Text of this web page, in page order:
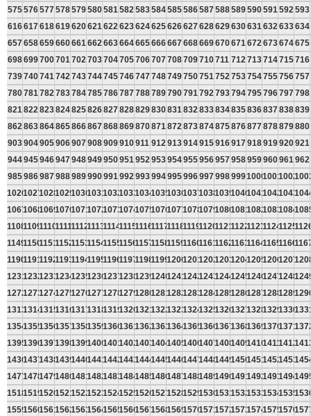
575576577578579580581 582 583584585586587588589590591 592 593
616617618619620621 622 623624625626627628629630631 632 633634
657658659660661 662 663664665666667668669670671 672 673674675
698699700701 702 703704705706707708709710711 712 713714715716
739740741 742 743744745746747748749750751 752 753754755756757
780781 782 783784785786787788789790791 792 793794795796797798
821 822 823824825826827828829830831 832 833834835836837838839
862 863864865866867868869870871 872 873874875876877878879880
903904905906907908909910911 912 913914915916917918919920921
944945946947948949950951 952 953954955956957958959960961 962
985986987988989990991 992 993994995996997998999100010011002
102610271028102910301031103210331034103510361037103810391040104110421043
106710681069107010711072107310741075107610771078107910801081108210831084
110811091110111111121113111411151116111711181119112011211122112311241125
114911501151115211531154115511561157115811591160116111621163116411651166
119011911192119311941195119611971198119912001201120212031204120512061207
123112321233123412351236123712381239124012411242124312441245124612471248
127212731274127512761277127812791280128112821283128412851286128712881289
131313141315131613171318131913201321132213231324132513261327132813291330
135413551356135713581359136013611362136313641365136613671368136913701371
139513961397139813991400140114021403140414051406140714081409141014111412
143614371438143914401441144214431444144514461447144814491450145114521453
147714781479148014811482148314841485148614871488148914901491149214931494
151815191520152115221523152415251526152715281529153015311532153315341535
155915601561156215631564156515661567156815691570157115721573157415751576